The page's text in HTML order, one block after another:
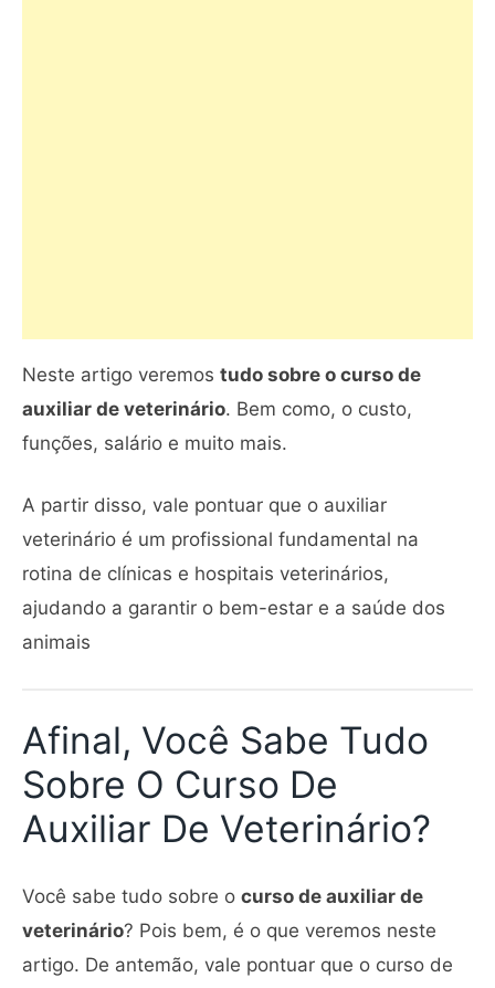
Neste artigo veremos tudo sobre o curso de
auxiliar de veterinário. Bem como, o custo,
funções, salário e muito mais.
A partir disso, vale pontuar que o auxiliar
veterinário é um profissional fundamental na
rotina de clínicas e hospitais veterinários,
ajudando a garantir o bem-estar e a saúde dos
animais
Afinal, Você Sabe Tudo
Sobre O Curso De
Auxiliar De Veterinário?
Você sabe tudo sobre o curso de auxiliar de
veterinário? Pois bem, é o que veremos neste
artigo. De antemão, vale pontuar que o curso de